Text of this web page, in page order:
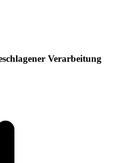
Verarbeitung